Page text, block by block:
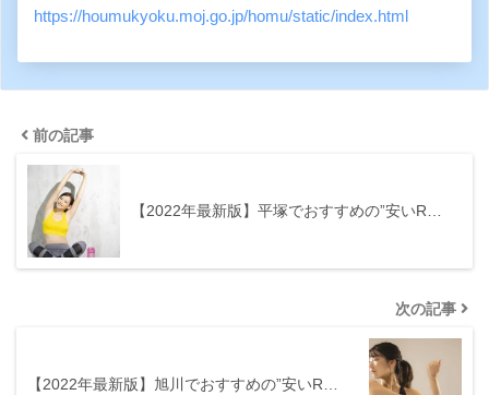
https://houmukyoku.moj.go.jp/homu/static/index.html
前の記事
【2022年最新版】平塚でおすすめの”安いR…
次の記事
【2022年最新版】旭川でおすすめの”安いR…